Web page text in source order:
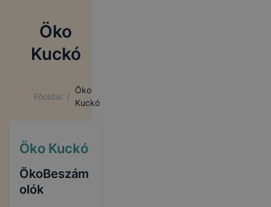
Öko
Kuckó
Főoldal /
Öko
Kuckó
Öko Kuckó
ÖkoBeszám
olók